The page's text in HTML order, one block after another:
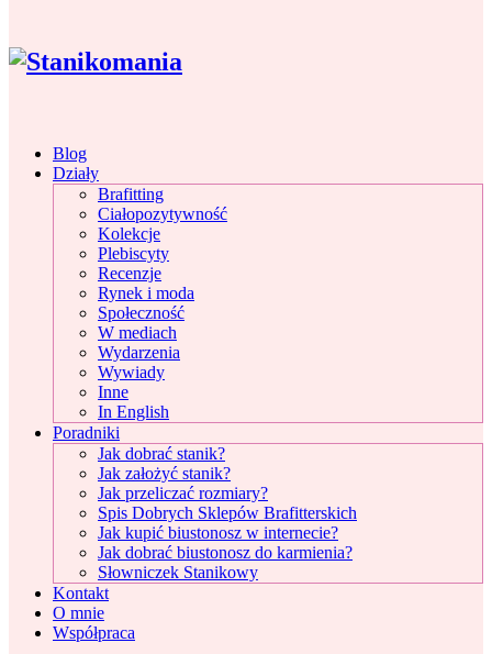
Blog
Działy
Brafitting
Ciałopozytywność
Kolekcje
Plebiscyty
Recenzje
Rynek i moda
Społeczność
W mediach
Wydarzenia
Wywiady
Inne
In English
Poradniki
Jak dobrać stanik?
Jak założyć stanik?
Jak przeliczać rozmiary?
Spis Dobrych Sklepów Brafitterskich
Jak kupić biustonosz w internecie?
Jak dobrać biustonosz do karmienia?
Słowniczek Stanikowy
Kontakt
O mnie
Współpraca